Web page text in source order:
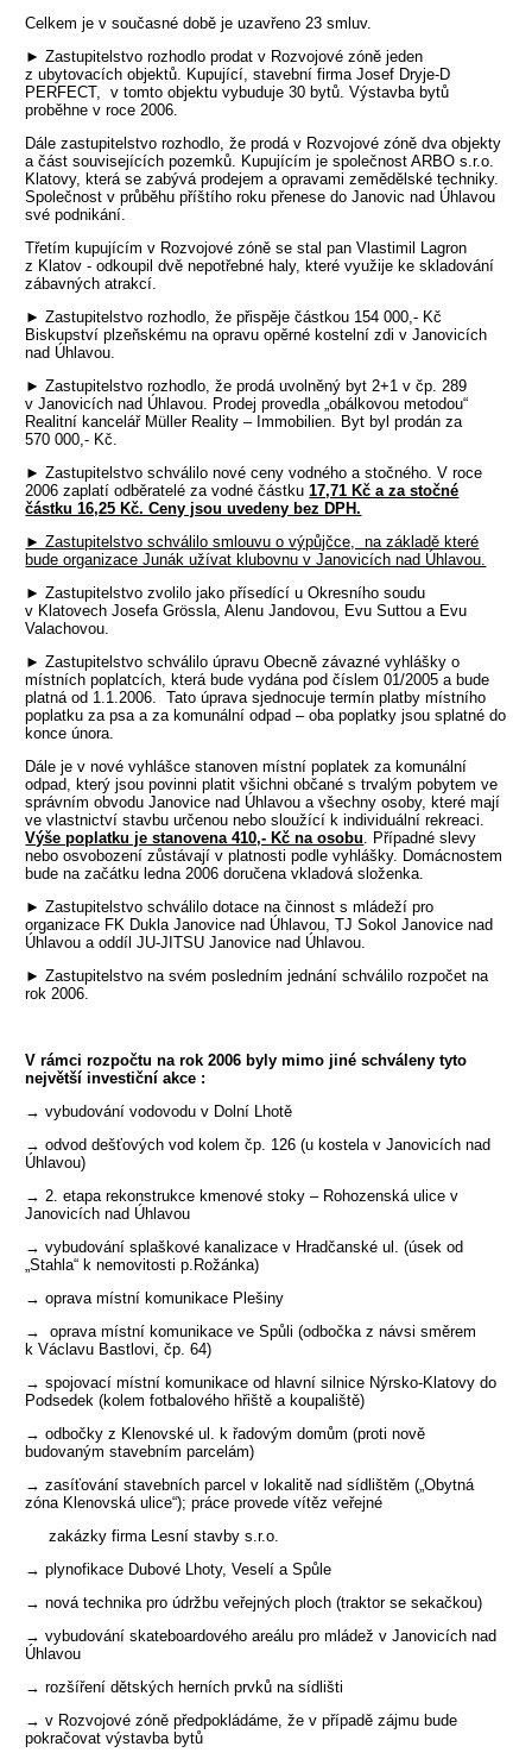
Celkem je v současné době je uzavřeno 23 smluv.
► Zastupitelstvo rozhodlo prodat v Rozvojové zóně jeden
z ubytovacích objektů. Kupující, stavební firma Josef Dryje-D
PERFECT, v tomto objektu vybuduje 30 bytů. Výstavba bytů
proběhne v roce 2006.
Dále zastupitelstvo rozhodlo, že prodá v Rozvojové zóně dva objekty
a část souvisejících pozemků. Kupujícím je společnost ARBO s.r.o.
Klatovy, která se zabývá prodejem a opravami zemědělské techniky.
Společnost v průběhu příštího roku přenese do Janovic nad Úhlavou
své podnikání.
Třetím kupujícím v Rozvojové zóně se stal pan Vlastimil Lagron
z Klatov - odkoupil dvě nepotřebné haly, které využije ke skladování
zábavných atrakcí.
► Zastupitelstvo rozhodlo, že přispěje částkou 154 000,- Kč
Biskupství plzeňskému na opravu opěrné kostelní zdi v Janovicích
nad Úhlavou.
► Zastupitelstvo rozhodlo, že prodá uvolněný byt 2+1 v čp. 289
v Janovicích nad Úhlavou. Prodej provedla „obálkovou metodou“
Realitní kancelář Müller Reality – Immobilien. Byt byl prodán za
570 000,- Kč.
► Zastupitelstvo schválilo nové ceny vodného a stočného. V roce
2006 zaplatí odběratelé za vodné částku17,71 Kč a za stočné
částku 16,25 Kč. Ceny jsou uvedeny bez DPH.
► Zastupitelstvo schválilo smlouvu o výpůjčce, na základě které
bude organizace Junák užívat klubovnu v Janovicích nad Úhlavou.
► Zastupitelstvo zvolilo jako přísedící u Okresního soudu
v Klatovech Josefa Grössla, Alenu Jandovou, Evu Suttou a Evu
Valachovou.
► Zastupitelstvo schválilo úpravu Obecně závazné vyhlášky o
místních poplatcích, která bude vydána pod číslem 01/2005 a bude
platná od 1.1.2006. Tato úprava sjednocuje termín platby místního
poplatku za psa a za komunální odpad – oba poplatky jsou splatné do
konce února.
Dále je v nové vyhlášce stanoven místní poplatek za komunální
odpad, který jsou povinni platit všichni občané s trvalým pobytem ve
správním obvodu Janovice nad Úhlavou a všechny osoby, které mají
ve vlastnictví stavbu určenou nebo sloužící k in­dividuální rekreaci.
Výše poplatku je stanovena 410,- Kč na osobu . Případné slevy
nebo osvobození zůstávají v platnosti podle vyhlášky. Domácnostem
bude na začátku ledna 2006 doručena vkladová složenka.
► Zastupitelstvo schválilo dotace na činnost s mládeží pro
organizace FK Dukla Janovice nad Úhlavou, TJ Sokol Janovice nad
Úhlavou a oddíl JU-JITSU Janovice nad Úhlavou.
► Zastupitelstvo na svém posledním jednání schválilo rozpočet na
rok 2006.
V rámci rozpočtu na rok 2006 byly mimo jiné schváleny tyto
největší investiční akce :
→ vybudování vodovodu v Dolní Lhotě
→ odvod dešťových vod kolem čp. 126 (u kostela v Janovicích nad
Úhlavou)
→ 2. etapa rekonstrukce kmenové stoky – Rohozenská ulice v
Janovicích nad Úhlavou
→ vybudování splaškové kanalizace v Hradčanské ul. (úsek od
„Stahla“ k nemovitosti p.Rožánka)
→ oprava místní komunikace Plešiny
→ oprava místní komunikace ve Spůli (odbočka z návsi směrem
k Václavu Bastlovi, čp. 64)
→ spojovací místní komunikace od hlavní silnice Nýrsko-Klatovy do
Podsedek (kolem fotbalového hřiště a koupaliště)
→ odbočky z Klenovské ul. k řadovým domům (proti nově
budovaným stavebním parcelám)
→ zasíťování stavebních parcel v lokalitě nad sídlištěm („Obytná
zóna Klenovská ulice“); práce provede vítěz veřejné
zakázky firma Lesní stavby s.r.o.
→ plynofikace Dubové Lhoty, Veselí a Spůle
→ nová technika pro údržbu veřejných ploch (traktor se sekačkou)
→ vybudování skateboardového areálu pro mládež v Janovicích nad
Úhlavou
→ rozšíření dětských herních prvků na sídlišti
→ v Rozvojové zóně předpokládáme, že v případě zájmu bude
pokračovat výstavba bytů